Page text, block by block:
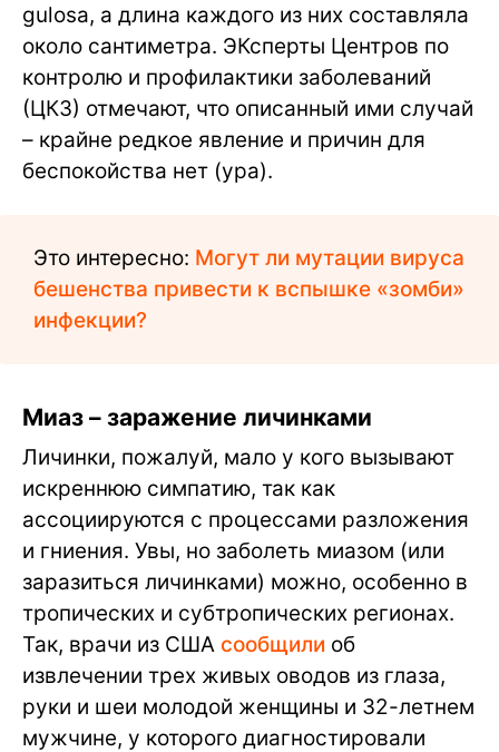
gulosa, а длина каждого из них составляла
около сантиметра. ЭКсперты Центров по
контролю и профилактики заболеваний
(ЦКЗ) отмечают, что описанный ими случай
– крайне редкое явление и причин для
беспокойства нет (ура).
Это интересно: Могут ли мутации вируса
бешенства привести к вспышке «зомби»
инфекции?
Миаз – заражение личинками
Личинки, пожалуй, мало у кого вызывают
искреннюю симпатию, так как
ассоциируются с процессами разложения
и гниения. Увы, но заболеть миазом (или
заразиться личинками) можно, особенно в
тропических и субтропических регионах.
Так, врачи из США сообщили об
извлечении трех живых оводов из глаза,
руки и шеи молодой женщины и 32-летнем
мужчине, у которого диагностировали